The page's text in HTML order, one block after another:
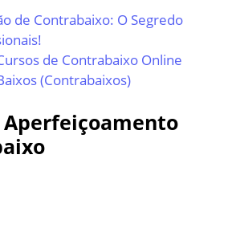
de Contrabaixo: O Segredo
de Contrabaixo Online
(Contrabaixos)
Aperfeiçoamento